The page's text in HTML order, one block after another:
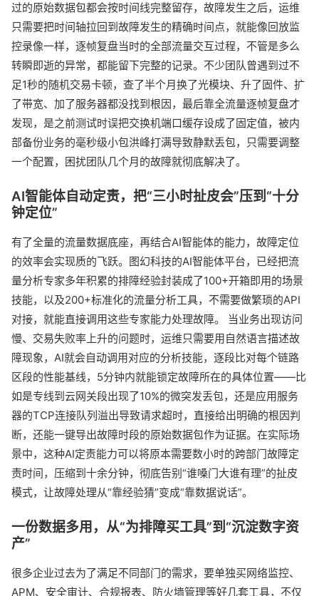
过的原始数据包都会按时间线完整留存，故障发生之后，运维
只需要把时间轴拉回到故障发生的精确时间点，就能像回放监
控录像一样，逐帧复盘当时的全部流量交互过程，不管是多么
转瞬即逝的异常，都能留下完整的记录。不少团队曾遇到过不
足1秒的随机交易卡顿，查了半个月换了光模块、升了固件、扩
了带宽、加了服务器都没找到根因，最后靠全流量逐帧复盘才
发现，是之前测试时误把交换机端口缓存设成了固定值，被内
部备份业务的毫秒级小包洪峰打满导致静默丢包，只需要调整
一个配置，困扰团队几个月的故障就彻底解决了。
AI智能体自动定责，把“三小时扯皮会”压到“十分
钟定位”
有了全量的流量数据底座，再结合AI智能体的能力，故障定位
的效率会实现质的飞跃。图幻科技的AI智能体平台，已经把流
量分析专家多年积累的排障经验封装成了100+开箱即用的场景
技能，以及200+标准化的流量分析工具，不需要做繁琐的API
对接，就能直接调用这些专家能力处理故障。 当业务出现访问
慢、交易失败率上升的问题时，运维只需要用自然语言描述故
障现象，AI就会自动调用对应的分析技能，逐段比对每个链路
区段的性能基线，5分钟内就能锁定故障所在的具体位置——比
如是专线到云网关段出现了10%的微突发丢包，还是应用服务
器的TCP连接队列溢出导致请求超时，直接给出明确的根因判
断，还能一键导出故障时段的原始数据包作为证据。在实际场
景中，这种AI定责能力可以将原本需要数小时的跨部门故障定
责时间，压缩到十余分钟，彻底告别“谁嗓门大谁有理”的扯皮
模式，让故障处理从“靠经验猜”变成“靠数据说话”。
一份数据多用，从“为排障买工具”到“沉淀数字资
产”
很多企业过去为了满足不同部门的需求，要单独买网络监控、
APM、安全审计、合规报表、防火墙管理等好几套工具，不仅